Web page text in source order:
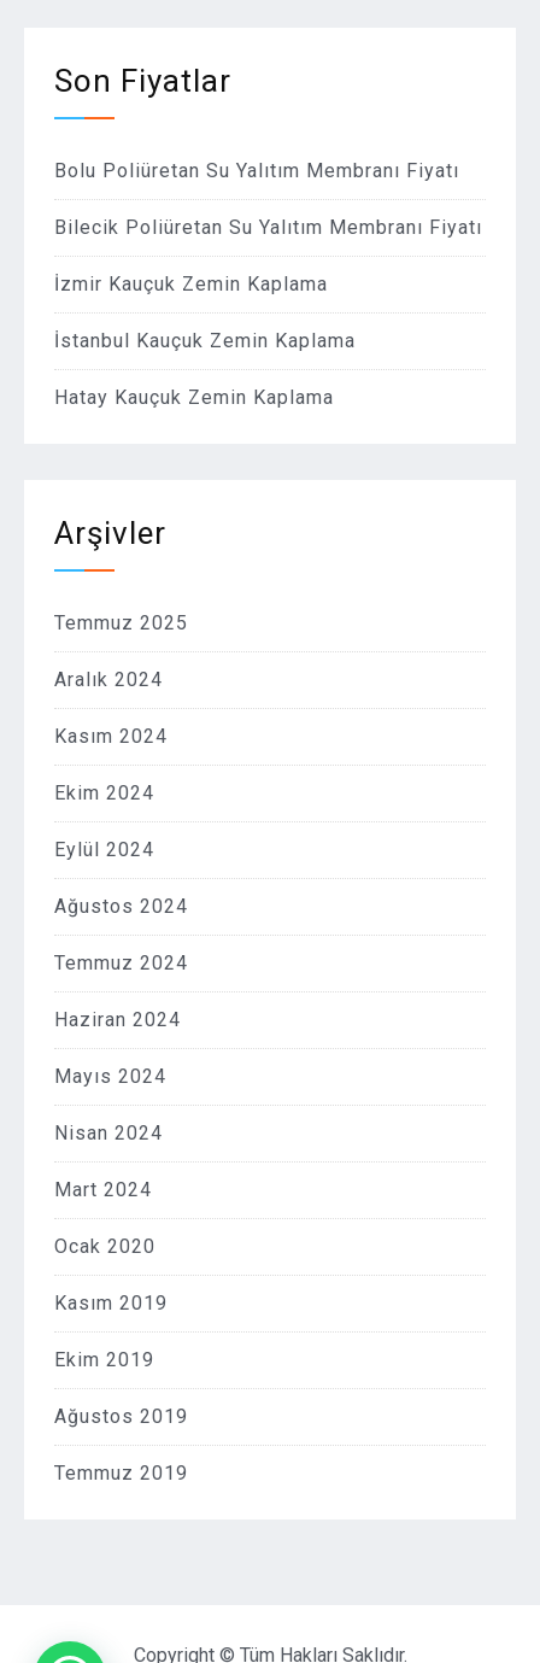
Son Fiyatlar
Bolu Poliüretan Su Yalıtım Membranı Fiyatı
Bilecik Poliüretan Su Yalıtım Membranı Fiyatı
İzmir Kauçuk Zemin Kaplama
İstanbul Kauçuk Zemin Kaplama
Hatay Kauçuk Zemin Kaplama
Arşivler
Temmuz 2025
Aralık 2024
Kasım 2024
Ekim 2024
Eylül 2024
Ağustos 2024
Temmuz 2024
Haziran 2024
Mayıs 2024
Nisan 2024
Mart 2024
Ocak 2020
Kasım 2019
Ekim 2019
Ağustos 2019
Temmuz 2019
Copyright © Tüm Hakları Saklıdır.